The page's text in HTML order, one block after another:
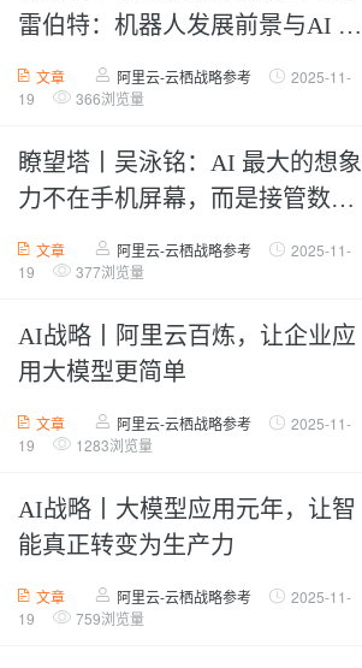
雷伯特：机器人发展前景与AI 赋
文章 阿里云-云栖战略参考
2025-11-
19
366浏览量
瞭望塔丨吴泳铭：AI 最大的想象
力不在手机屏幕，而是接管数字
世界，改变物理世界
文章 阿里云-云栖战略参考
2025-11-
19
377浏览量
AI战略丨阿里云百炼，让企业应
用大模型更简单
文章 阿里云-云栖战略参考
2025-11-
19
1283浏览量
AI战略丨大模型应用元年，让智
能真正转变为生产力
文章 阿里云-云栖战略参考
2025-11-
19
759浏览量